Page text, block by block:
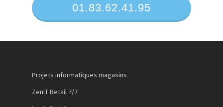
01.83.62.41.95
Projets informatiques magasins
ZenIT Retail 7/7